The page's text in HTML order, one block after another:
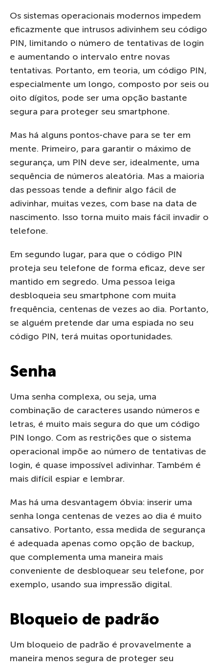
Os sistemas operacionais modernos impedem
eficazmente que intrusos adivinhem seu código
PIN, limitando o número de tentativas de login
e aumentando o intervalo entre novas
tentativas. Portanto, em teoria, um código PIN,
especialmente um longo, composto por seis ou
oito dígitos, pode ser uma opção bastante
segura para proteger seu smartphone.
Mas há alguns pontos-chave para se ter em
mente. Primeiro, para garantir o máximo de
segurança, um PIN deve ser, idealmente, uma
sequência de números aleatória. Mas a maioria
das pessoas tende a definir algo fácil de
adivinhar, muitas vezes, com base na data de
nascimento. Isso torna muito mais fácil invadir o
telefone.
Em segundo lugar, para que o código PIN
proteja seu telefone de forma eficaz, deve ser
mantido em segredo. Uma pessoa leiga
desbloqueia seu smartphone com muita
frequência, centenas de vezes ao dia. Portanto,
se alguém pretende dar uma espiada no seu
código PIN, terá muitas oportunidades.
Senha
Uma senha complexa, ou seja, uma
combinação de caracteres usando números e
letras, é muito mais segura do que um código
PIN longo. Com as restrições que o sistema
operacional impõe ao número de tentativas de
login, é quase impossível adivinhar. Também é
mais difícil espiar e lembrar.
Mas há uma desvantagem óbvia: inserir uma
senha longa centenas de vezes ao dia é muito
cansativo. Portanto, essa medida de segurança
é adequada apenas como opção de backup,
que complementa uma maneira mais
conveniente de desbloquear seu telefone, por
exemplo, usando sua impressão digital.
Bloqueio de padrão
Um bloqueio de padrão é provavelmente a
maneira menos segura de proteger seu